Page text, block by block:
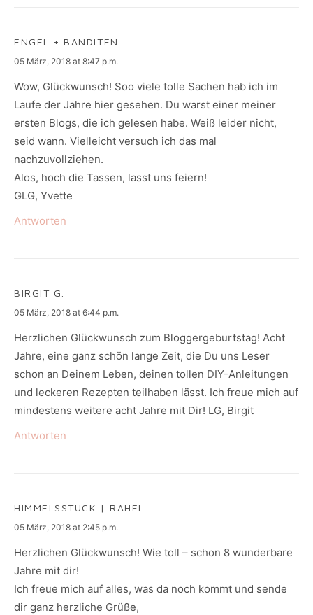
ENGEL + BANDITEN
says:
05 März, 2018 at 8:47 p.m.
Wow, Glückwunsch! Soo viele tolle Sachen hab ich im
Laufe der Jahre hier gesehen. Du warst einer meiner
ersten Blogs, die ich gelesen habe. Weiß leider nicht,
seid wann. Vielleicht versuch ich das mal
nachzuvollziehen.
Alos, hoch die Tassen, lasst uns feiern!
GLG, Yvette
Antworten
BIRGIT G.
says:
05 März, 2018 at 6:44 p.m.
Herzlichen Glückwunsch zum Bloggergeburtstag! Acht
Jahre, eine ganz schön lange Zeit, die Du uns Leser
schon an Deinem Leben, deinen tollen DIY-Anleitungen
und leckeren Rezepten teilhaben lässt. Ich freue mich auf
mindestens weitere acht Jahre mit Dir! LG, Birgit
Antworten
HIMMELSSTÜCK | RAHEL
says:
05 März, 2018 at 2:45 p.m.
Herzlichen Glückwunsch! Wie toll – schon 8 wunderbare
Jahre mit dir!
Ich freue mich auf alles, was da noch kommt und sende
dir ganz herzliche Grüße,